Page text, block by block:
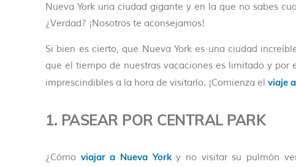
Nueva York una ciudad gigante y en la que no sabes
¿Verdad? ¡Nosotros te aconsejamos!
Si bien es cierto, que Nueva York es una ciudad
que el tiempo de nuestras vacaciones es limitado y por
imprescindibles a la hora de visitarlo. ¡Comienza el viaje
1. PASEAR POR CENTRAL PARK
¿Cómo viajar a Nueva Yorky no visitar su pulmón